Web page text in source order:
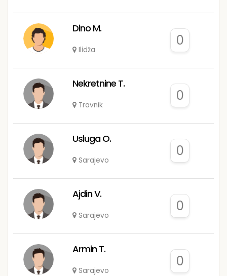
Dino M.
Ilidža
0
Nekretnine T.
Travnik
0
Usluga O.
Sarajevo
0
Ajdin V.
Sarajevo
0
Armin T.
Sarajevo
0